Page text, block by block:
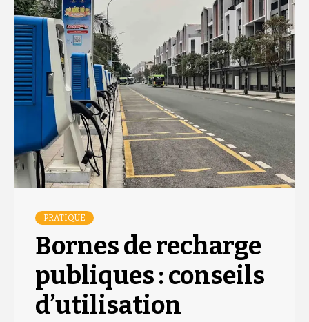
PRATIQUE
Bornes de recharge
publiques : conseils
d’utilisation